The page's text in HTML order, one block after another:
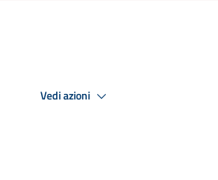
Vedi azioni